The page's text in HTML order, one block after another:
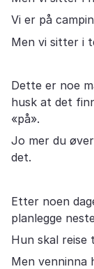
Vi er på
Men vi sitter i
Dette er noe
husk at det
«på».
Jo mer du
det.
Etter noen
planlegge
Hun skal reise
Men venninna